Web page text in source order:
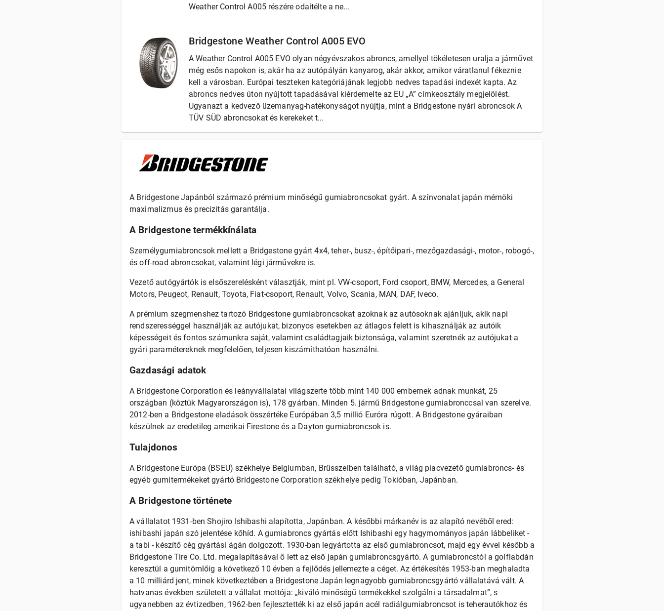
Weather Control A005 részére odaítélte a ne...
Bridgestone Weather Control A005 EVO
A Weather Control A005 EVO olyan négyévszakos abroncs, amellyel tökéletesen uralja a járművet
még esős napokon is, akár ha az autópályán kanyarog, akár akkor, amikor váratlanul fékeznie
kell a városban. Európai teszteken kategóriájának legjobb nedves tapadási indexét kapta. Az
abroncs nedves úton nyújtott tapadásával kiérdemelte az EU „A” címkeosztály megjelölést.
Ugyanazt a kedvező üzemanyag-hatékonyságot nyújtja, mint a Bridgestone nyári abroncsok A
TÜV SÜD abroncsokat és kerekeket t...
A Bridgestone Japánból származó prémium minőségű gumiabroncsokat gyárt. A színvonalat japán mérnöki
maximalizmus és precizitás garantálja.
A Bridgestone termékkínálata
Személygumiabroncsok mellett a Bridgestone gyárt 4x4, teher-, busz-, építőipari-, mezőgazdasági-, motor-, robogó-,
és off-road abroncsokat, valamint légi járművekre is.
Vezető autógyártók is elsőszerelésként választják, mint pl. VW-csoport, Ford csoport, BMW, Mercedes, a General
Motors, Peugeot, Renault, Toyota, Fiat-csoport, Renault, Volvo, Scania, MAN, DAF, Iveco.
A prémium szegmenshez tartozó Bridgestone gumiabroncsokat azoknak az autósoknak ajánljuk, akik napi
rendszerességgel használják az autójukat, bizonyos esetekben az átlagos felett is kihasználják az autóik
képességeit és fontos számunkra saját, valamint családtagjaik biztonsága, valamint szeretnék az autójukat a
gyári paramétereknek megfelelően, teljesen kiszámíthatóan használni.
Gazdasági adatok
A Bridgestone Corporation és leányvállalatai világszerte több mint 140 000 embernek adnak munkát, 25
országban (köztük Magyarországon is), 178 gyárban. Minden 5. jármű Bridgestone gumiabronccsal van szerelve.
2012-ben a Bridgestone eladások összértéke Európában 3,5 millió Euróra rúgott. A Bridgestone gyáraiban
készülnek az eredetileg amerikai Firestone és a Dayton gumiabroncsok is.
Tulajdonos
A Bridgestone Európa (BSEU) székhelye Belgiumban, Brüsszelben található, a világ piacvezető gumiabroncs- és
egyéb gumitermékeket gyártó Bridgestone Corporation székhelye pedig Tokióban, Japánban.
A Bridgestone története
A vállalatot 1931-ben Shojiro Ishibashi alapította, Japánban. A későbbi márkanév is az alapító nevéből ered:
ishibashi japán szó jelentése kőhíd. A gumiabroncs gyártás előtt Ishibashi egy hagymományos japán lábbeliket -
a tabi - készítő cég gyártási ágán dolgozott. 1930-ban legyártotta az első gumiabroncsot, majd egy évvel később a
Bridgestone Tire Co. Ltd. megalapításával ő lett az első japán gumiabroncsgyártó. A gumiabroncstól a golflabdán
keresztül a gumitömlőig a következő 10 évben a fejlődés jellemezte a céget. Az értékesítés 1953-ban meghaladta
a 10 milliárd jent, minek következtében a Bridgestone Japán legnagyobb gumiabroncsgyártó vállalatává vált. A
hatvanas években született a vállalat mottója: „kiváló minőségű termékekkel szolgálni a társadalmat”, s
ugyanebben az évtizedben, 1962-ben fejlesztették ki az első japán acél radiálgumiabroncsot is teherautókhoz és